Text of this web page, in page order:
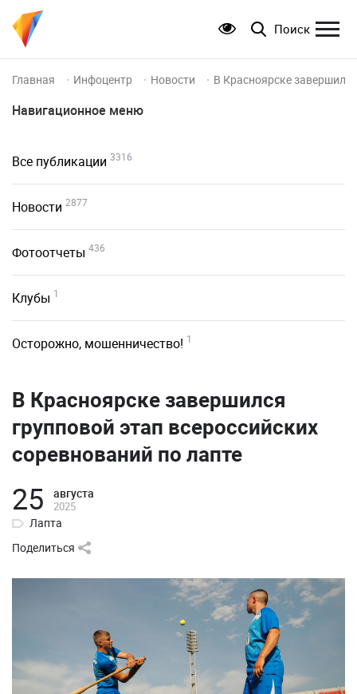
Поиск
Главная Инфоцентр Новости В Красноярске
Навигационное меню
Все публикации 3316
Новости 2877
Фотоотчеты 436
Клубы 1
Осторожно, мошенничество! 1
В Красноярске завершился
групповой этап всероссийских
соревнований по лапте
25 августа
2025
Лапта
Поделиться